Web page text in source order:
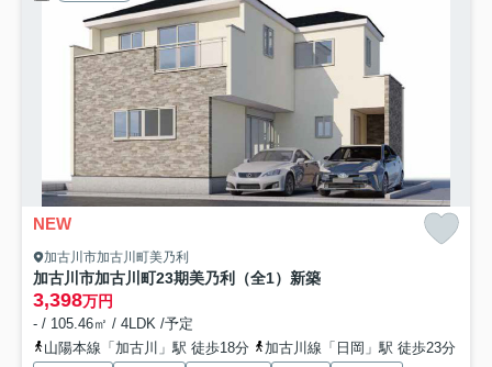
NEW
加古川市加古川町美乃利
加古川市加古川町23期美乃利（全1）新築
3,398万円
- / 105.46㎡ / 4LDK /予定
山陽本線「加古川」駅 徒歩18分
加古川線「日岡」駅 徒歩23分